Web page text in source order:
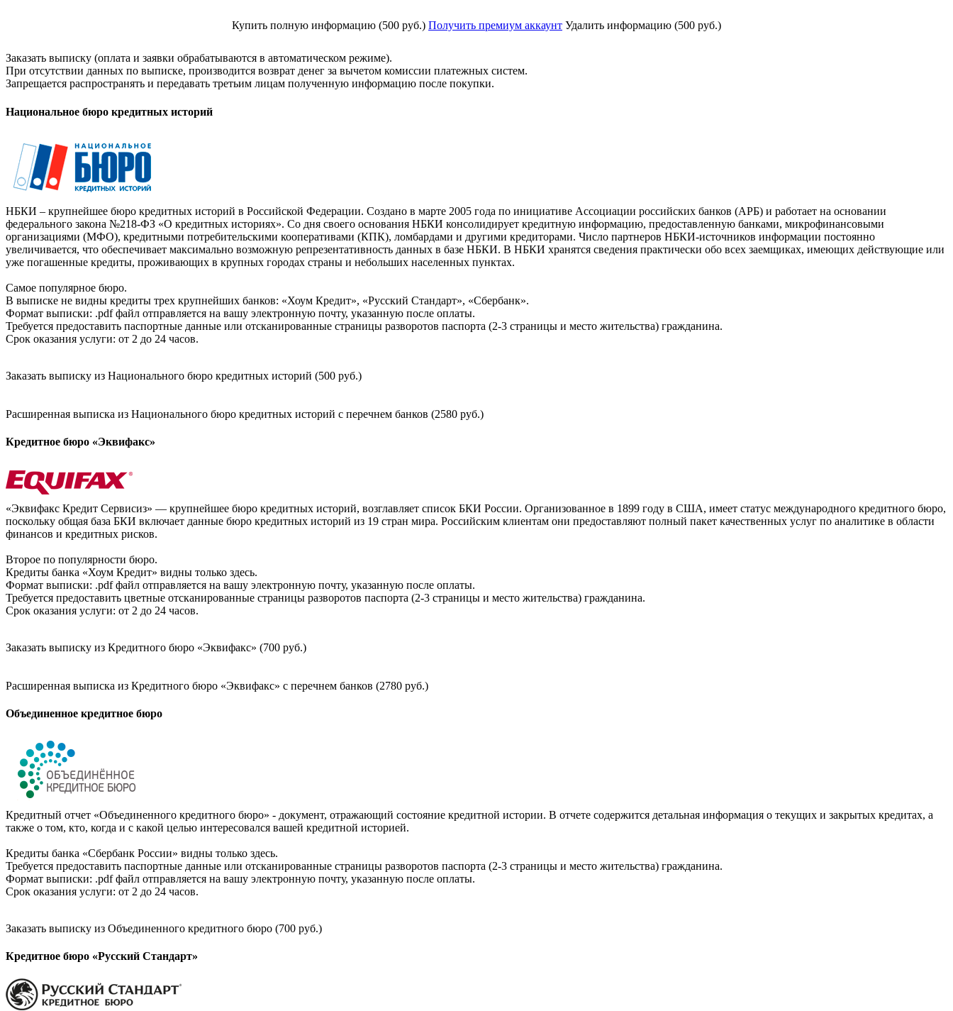
Купить полную информацию (500 руб.) Получить премиум аккаунт Удалить информацию (500 руб.)
Заказать выписку (оплата и заявки обрабатываются в автоматическом режиме).
При отсутствии данных по выписке, производится возврат денег за вычетом комиссии платежных систем.
Запрещается распространять и передавать третьим лицам полученную информацию после покупки.
Национальное бюро кредитных историй
НБКИ – крупнейшее бюро кредитных историй в Российской Федерации. Создано в марте 2005 года по инициативе Ассоциации российских банков (АРБ) и работает на основании
федерального закона №218-ФЗ «О кредитных историях». Со дня своего основания НБКИ консолидирует кредитную информацию, предоставленную банками, микрофинансовыми
организациями (МФО), кредитными потребительскими кооперативами (КПК), ломбардами и другими кредиторами. Число партнеров НБКИ-источников информации постоянно
увеличивается, что обеспечивает максимально возможную репрезентативность данных в базе НБКИ. В НБКИ хранятся сведения практически обо всех заемщиках, имеющих действующие или
уже погашенные кредиты, проживающих в крупных городах страны и небольших населенных пунктах.
Самое популярное бюро.
В выписке не видны кредиты трех крупнейших банков: «Хоум Кредит», «Русский Стандарт», «Сбербанк».
Формат выписки: .pdf файл отправляется на вашу электронную почту, указанную после оплаты.
Требуется предоставить паспортные данные или отсканированные страницы разворотов паспорта (2-3 страницы и место жительства) гражданина.
Срок оказания услуги: от 2 до 24 часов.
Заказать выписку из Национального бюро кредитных историй (500 руб.)
Расширенная выписка из Национального бюро кредитных историй с перечнем банков (2580 руб.)
Кредитное бюро «Эквифакс»
«Эквифакс Кредит Сервисиз» — крупнейшее бюро кредитных историй, возглавляет список БКИ России. Организованное в 1899 году в США, имеет статус международного кредитного бюро,
поскольку общая база БКИ включает данные бюро кредитных историй из 19 стран мира. Российским клиентам они предоставляют полный пакет качественных услуг по аналитике в области
финансов и кредитных рисков.
Второе по популярности бюро.
Кредиты банка «Хоум Кредит» видны только здесь.
Формат выписки: .pdf файл отправляется на вашу электронную почту, указанную после оплаты.
Требуется предоставить цветные отсканированные страницы разворотов паспорта (2-3 страницы и место жительства) гражданина.
Срок оказания услуги: от 2 до 24 часов.
Заказать выписку из Кредитного бюро «Эквифакс» (700 руб.)
Расширенная выписка из Кредитного бюро «Эквифакс» с перечнем банков (2780 руб.)
Объединенное кредитное бюро
Кредитный отчет «Объединенного кредитного бюро» - документ, отражающий состояние кредитной истории. В отчете содержится детальная информация о текущих и закрытых кредитах, а
также о том, кто, когда и с какой целью интересовался вашей кредитной историей.
Кредиты банка «Сбербанк России» видны только здесь.
Требуется предоставить паспортные данные или отсканированные страницы разворотов паспорта (2-3 страницы и место жительства) гражданина.
Формат выписки: .pdf файл отправляется на вашу электронную почту, указанную после оплаты.
Срок оказания услуги: от 2 до 24 часов.
Заказать выписку из Объединенного кредитного бюро (700 руб.)
Кредитное бюро «Русский Стандарт»